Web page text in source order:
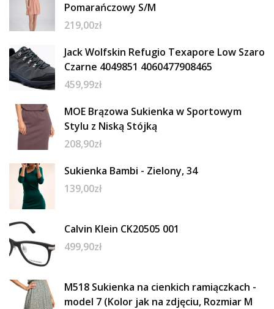
Pomarańczowy S/M
219,00zł
Jack Wolfskin Refugio Texapore Low Szaro
Czarne 4049851 4060477908465
459,99zł
MOE Brązowa Sukienka w Sportowym
Stylu z Niską Stójką
208,90zł
Sukienka Bambi - Zielony, 34
139,00zł
Calvin Klein CK20505 001
499,90zł
M518 Sukienka na cienkich ramiączkach -
model 7 (Kolor jak na zdjęciu, Rozmiar M